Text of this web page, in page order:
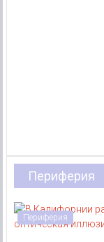
Периферия
Периферия